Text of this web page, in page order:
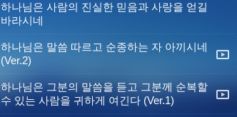
하나님은 사람의 진실한 믿음과 사랑을 얻길
바라시네
하나님은 말씀 따르고 순종하는 자 아끼시네
(Ver.2)
하나님은 그분의 말씀을 듣고 그분께 순복할
수 있는 사람을 귀하게 여긴다 (Ver.1)